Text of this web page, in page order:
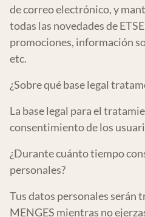
de correo electrónico, y
todas las novedades de
promociones, información
etc.
¿Sobre qué base legal
La base legal para el
consentimiento de los
¿Durante cuánto tiempo
personales?
Tus datos personales serán
MENGES mientras no